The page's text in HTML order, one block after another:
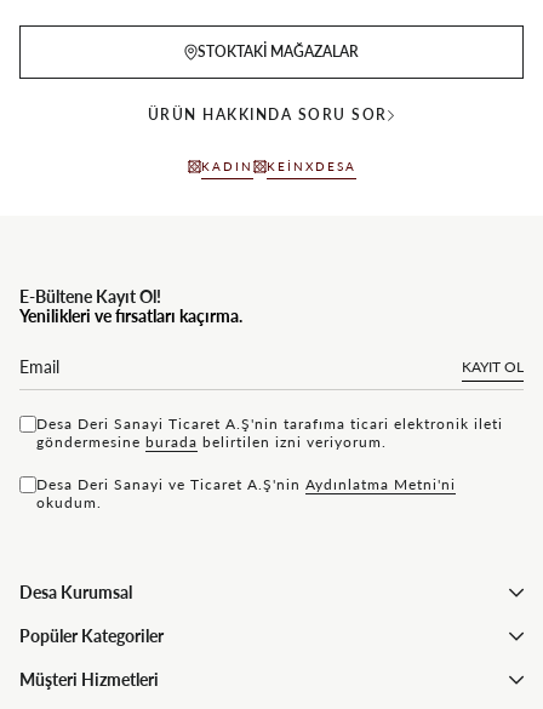
STOKTAKI MAĞAZALAR
ÜRÜN HAKKINDA SORU SOR
KADIN KEINXDESA
E-Bültene Kayıt Ol!
Yenilikleri ve fırsatları kaçırma.
KAYIT OL
Desa Deri Sanayi Ticaret A.Ş'nin tarafıma ticari elektronik ileti
göndermesine bu rada belirtilen izni veriyorum.
Desa Deri Sanayi ve Ticaret A.Ş'nin Aydınlatma Metni'ni
okudum.
Desa Kurumsal
Popüler Kategoriler
Müşteri Hizmetleri